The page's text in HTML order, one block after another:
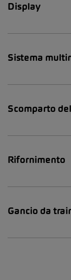
Display
Sistema
Scomparto
Rifornimento
Gancio da